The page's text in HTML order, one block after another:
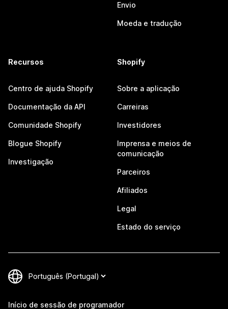
Envio
Moeda e tradução
Recursos
Centro de ajuda Shopify
Documentação da API
Comunidade Shopify
Blogue Shopify
Investigação
Shopify
Sobre a aplicação
Carreiras
Investidores
Imprensa e meios de
comunicação
Parceiros
Afiliados
Legal
Estado do serviço
Início de sessão de programador